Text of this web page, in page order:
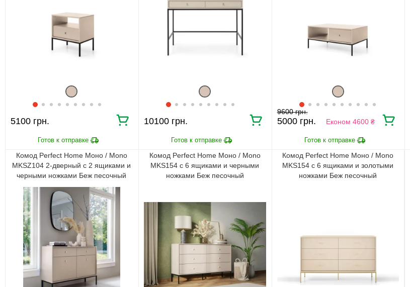
5100 грн. 10100 грн.
9600 грн.
5000 грн. Економ 4600 ₴
Комод Perfect Home Моно / Mono
MKSZ104 2-дверный с 2 ящиками и
черными ножками Беж песочный
Комод Perfect Home Моно / Mono
MKS154 с 6 ящиками и черными
ножками Беж песочный
Комод Perfect Home Моно / Mono
MKS154 с 6 ящиками и золотыми
ножками Беж песочный